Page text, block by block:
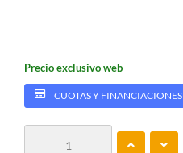
Precio exclusivo web
CUOTAS Y FINANCIACIONES